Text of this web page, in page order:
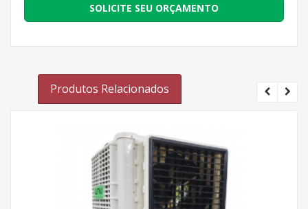
SOLICITE SEU ORÇAMENTO
Produtos Relacionados